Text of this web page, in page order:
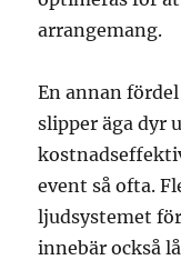
arrangemang.
En annan
slipper äga dyr
event så ofta.
ljudsystemet
innebär också